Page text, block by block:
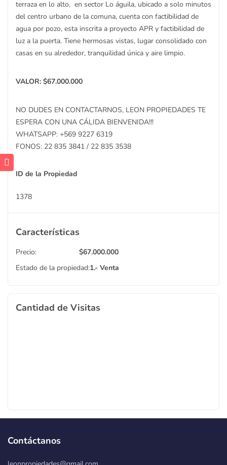
terraza en lo alto, en sector Lo águila, ubicado a solo minutos
del centro urbano de la comuna, cuenta con factibilidad de
agua por pozo, esta inscrita a proyecto APR y factibilidad de
luz a la puerta. Tiene hermosas vistas, lugar consolidado con
casas en su alrededor, tranquilidad única y aire limpio.
VALOR: $67.000.000
NO DUDES EN CONTACTARNOS, LEON PROPIEDADES TE
ESPERA CON UNA CÁLIDA BIENVENIDA!!!
WHATSAPP: +569 9227 6319
FONOS: 22 835 3841 / 22 835 3538
ID de la Propiedad
1378
Características
Precio: $67.000.000
Estado de la propiedad:1.- Venta
Cantidad de Visitas
Contáctanos